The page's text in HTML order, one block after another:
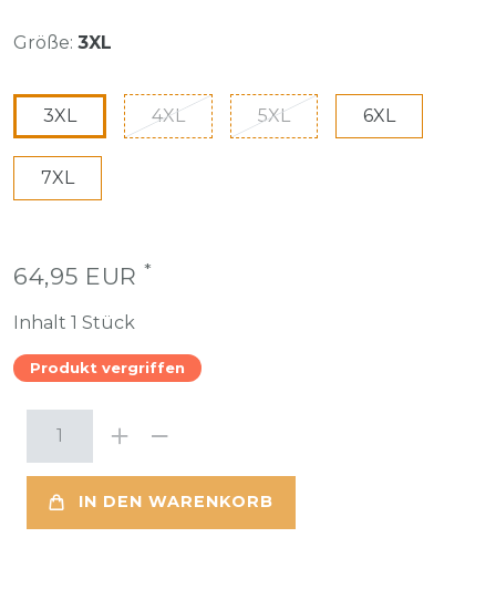
Größe: 3XL
3XL 4XL 5XL 6XL
7XL
64,95 EUR *
Inhalt 1 Stück
Produkt vergriffen
IN DEN WARENKORB